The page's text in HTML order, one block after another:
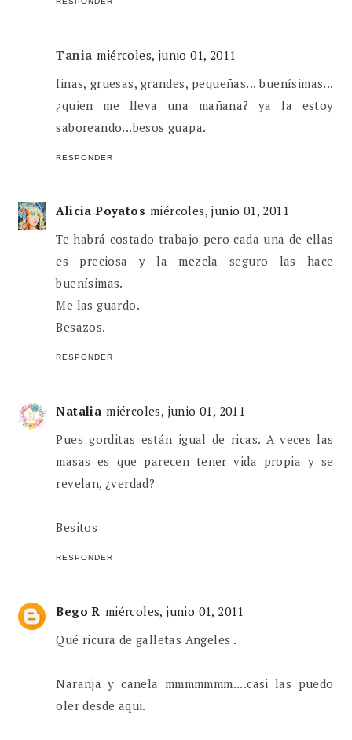
Tania miércoles, junio 01, 2011
finas, gruesas, grandes, pequeñas... buenísimas...
¿quien me lleva una mañana? ya la estoy
saboreando...besos guapa.
RESPONDER
Alicia Poyatos miércoles, junio 01, 2011
Te habrá costado trabajo pero cada una de ellas
es preciosa y la mezcla seguro las hace
buenísimas.
Me las guardo.
Besazos.
RESPONDER
Natalia miércoles, junio 01, 2011
Pues gorditas están igual de ricas. A veces las
masas es que parecen tener vida propia y se
revelan, ¿verdad?
Besitos
RESPONDER
Bego R miércoles, junio 01, 2011
Qué ricura de galletas Angeles .
Naranja y canela mmmmmmm....casi las puedo
oler desde aqui.